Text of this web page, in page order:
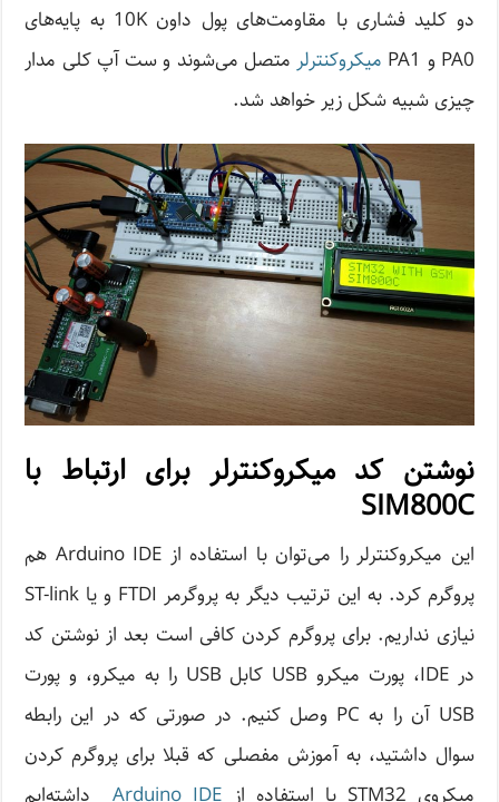
دو کلید فشاری با مقاومت‌های پول داون 10K به پایه‌های
PA0 و PA1
میکروکنترلر متصل می‌شوند و ست آپ کلی مدار
چیزی شبیه شکل زیر خواهد شد.
نوشتن کد میکروکنترلر برای ارتباط با
SIM800C
این میکروکنترلر را می‌توان با استفاده از Arduino IDE هم
پروگرم کرد. به این ترتیب دیگر به پروگرمر FTDI و یا ST-link
نیازی نداریم. برای پروگرم کردن کافی است بعد از نوشتن کد
در IDE، پورت میکرو USB کابل USB را به میکرو، و پورت
USB آن را به PC وصل کنیم. در صورتی که در این رابطه
سوال داشتید، به آموزش مفصلی که قبلا برای پروگرم کردن